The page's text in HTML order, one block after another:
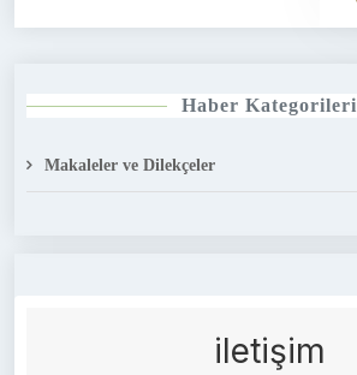
Haber Kategorileri
Makaleler ve Dilekçeler
iletişim